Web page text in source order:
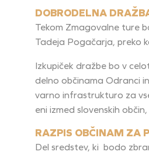
DOBRODELNA
Tekom Zmagovalne ture
Tadeja Pogačarja, preko
Izkupiček dražbe bo v
delno občinama Odranci
varno infrastrukturo za
eni izmed slovenskih
RAZPIS OBČINAM ZA
Del sredstev, ki bodo